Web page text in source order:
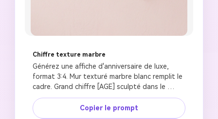
Chiffre texture marbre
Générez une affiche d'anniversaire de luxe,
format 3:4. Mur texturé marbre blanc remplit le
cadre. Grand chiffre [AGE] sculpté dans le
marbre avec profondeur visible, ombres
réalistes, surface intérieure en pierre polie. À
l'intérieur du chiffre : ballons lavande doux,
Copier le prompt